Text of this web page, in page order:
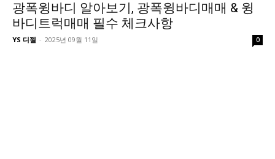
광폭윙바디 알아보기, 광폭윙바디매매 & 윙
바디트럭매매 필수 체크사항
YS 디젤 - 2025년 09월 11일 0